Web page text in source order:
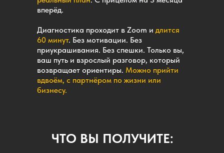
ЧТО ВЫ ПОЛУЧИТЕ:
вперёд.
Диагностика проходит в Zoom и длится
60 минут. Без мотивации. Без
приукрашивания. Без спешки. Только вы,
ваш путь и взрослый разговор, который
возвращает ориентиры. Можно прийти
вдвоём, с партнёром по жизни или
бизнесу.